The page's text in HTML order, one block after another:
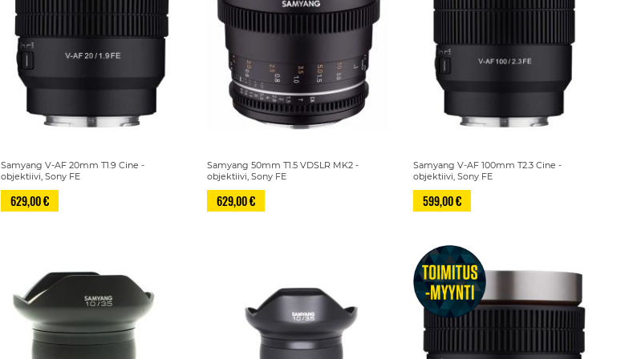
Samyang V-AF 20mm T1.9 Cine -
objektiivi, Sony FE
629,00 €
Samyang 50mm T1.5 VDSLR MK2 -
objektiivi, Sony FE
629,00 €
Samyang V-AF 100mm T2.3 Cine -
objektiivi, Sony FE
599,00 €